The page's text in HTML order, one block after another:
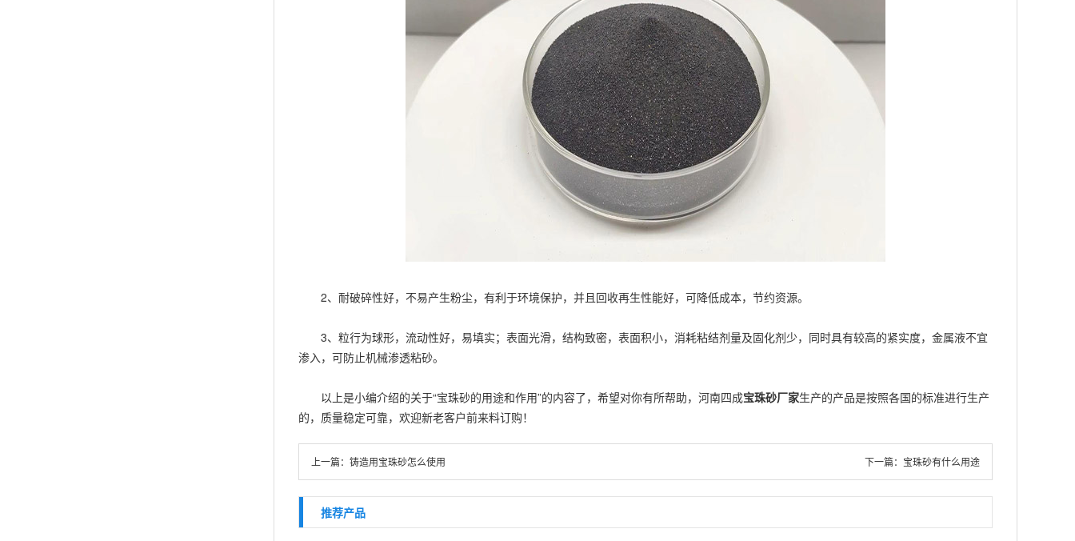
2、耐破碎性好，不易产生粉尘，有利于环境保护，并且回收再生性能好，可降低成本，节约资源。
3、粒行为球形，流动性好，易填实；表面光滑，结构致密，表面积小，消耗粘结剂量及固化剂少，同时具有较高的紧实度，金属液不宜
渗入，可防止机械渗透粘砂。
以上是小编介绍的关于“宝珠砂的用途和作用”的内容了，希望对你有所帮助，河南四成宝珠砂厂家生产的产品是按照各国的标准进行生产
的，质量稳定可靠，欢迎新老客户前来料订购！
上一篇： 铸造用宝珠砂怎么使用 下一篇： 宝珠砂有什么用途
推荐产品